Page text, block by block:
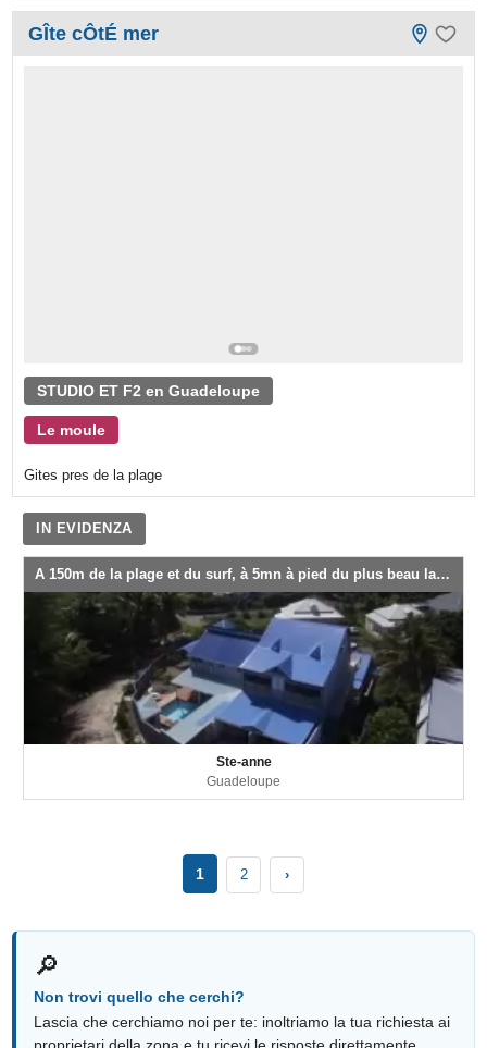
IN EVIDENZA
A 150m de la plage et du surf, à 5mn à pied du plus beau lagon de la Guadeloupe Bois Jolan T2 de Charme avec Jacuzzi, T3 duplex de charme 6 couchages, Studios, piscine, recommandés par le guide du routard,et à proximité à pied de 3 plages lagons turquois
Ste-anne
Guadeloupe
GÎte cÔtÉ mer
STUDIO ET F2 en Guadeloupe
Le moule
Gites pres de la plage
1 2 ›
🔎
Non trovi quello che cerchi?
Lascia che cerchiamo noi per te: inoltriamo la tua richiesta ai
proprietari della zona e tu ricevi le risposte direttamente.